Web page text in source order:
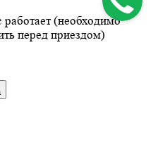
(необходимо
перед приездом)